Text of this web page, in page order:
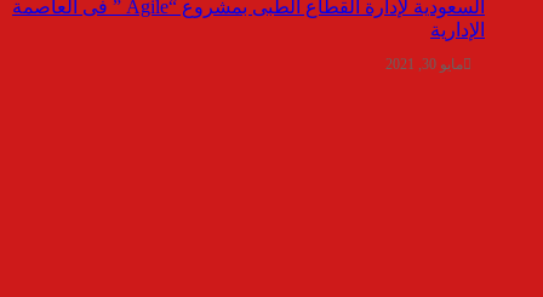
السعودية لإدارة القطاع الطبى بمشروع “Agile ” فى العاصمة
الإدارية
مايو 30, 2021